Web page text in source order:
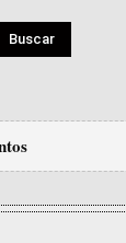
Buscar